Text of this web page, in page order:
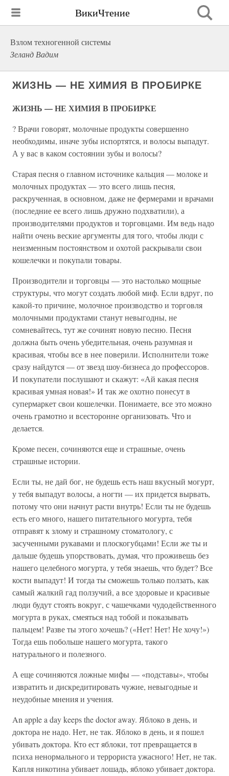
ВикиЧтение
Взлом техногенной системы
Зеланд Вадим
ЖИЗНЬ — НЕ ХИМИЯ В ПРОБИРКЕ
ЖИЗНЬ — НЕ ХИМИЯ В ПРОБИРКЕ
? Врачи говорят, молочные продукты совершенно
необходимы, иначе зубы испортятся, и волосы выпадут.
А у вас в каком состоянии зубы и волосы?
Старая песня о главном источнике кальция — молоке и
молочных продуктах — это всего лишь песня,
раскрученная, в основном, даже не фермерами и врачами
(последние ее всего лишь дружно подхватили), а
производителями продуктов и торговцами. Им ведь надо
найти очень веские аргументы для того, чтобы люди с
неизменным постоянством и охотой раскрывали свои
кошелечки и покупали товары.
Производители и торговцы — это настолько мощные
структуры, что могут создать любой миф. Если вдруг, по
какой-то причине, молочное производство и торговля
молочными продуктами станут невыгодны, не
сомневайтесь, тут же сочинят новую песню. Песня
должна быть очень убедительная, очень разумная и
красивая, чтобы все в нее поверили. Исполнители тоже
сразу найдутся — от звезд шоу-бизнеса до профессоров.
И покупатели послушают и скажут: «Ай какая песня
красивая умная новая!» И так же охотно понесут в
супермаркет свои кошелечки. Понимаете, все это можно
очень грамотно и всесторонне организовать. Что и
делается.
Кроме песен, сочиняются еще и страшные, очень
страшные истории.
Если ты, не дай бог, не будешь есть наш вкусный могурт,
у тебя выпадут волосы, а ногти — их придется вырвать,
потому что они начнут расти внутрь! Если ты не будешь
есть его много, нашего питательного могурта, тебя
отправят к злому и страшному стоматологу, с
засученными рукавами и плоскогубцами! Если же ты и
дальше будешь упорствовать, думая, что проживешь без
нашего целебного могурта, у тебя знаешь, что будет? Все
кости выпадут! И тогда ты сможешь только ползать, как
самый жалкий гад ползучий, а все здоровые и красивые
люди будут стоять вокруг, с чашечками чудодейственного
могурта в руках, смеяться над тобой и показывать
пальцем! Разве ты этого хочешь? («Нет! Нет! Не хочу!»)
Тогда ешь побольше нашего могурта, такого
натурального и полезного.
А еще сочиняются ложные мифы — «подставы», чтобы
извратить и дискредитировать чужие, невыгодные и
неудобные мнения и учения.
An apple a day keeps the doctor away. Яблоко в день, и
доктора не надо. Нет, не так. Яблоко в день, и я пошел
убивать доктора. Кто ест яблоки, тот превращается в
психа ненормального и террориста ужасного! Нет, не так.
Капля никотина убивает лошадь, яблоко убивает доктора.